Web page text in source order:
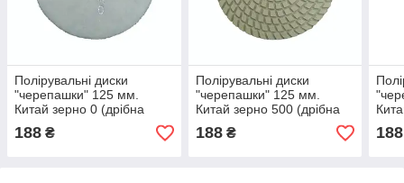
Полірувальні диски
"черепашки" 125 мм.
Китай зерно 0 (дрібна
фракція)
188 ₴
Полірувальні диски
"черепашки" 125 мм.
Китай зерно 500 (дрібна
фракція)
188₴ 188